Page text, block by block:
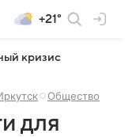
+21°
кризис
Общество
для